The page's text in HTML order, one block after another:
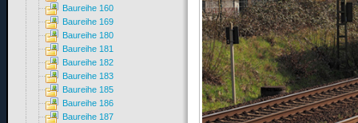
Baureihe 160
Baureihe 169
Baureihe 180
Baureihe 181
Baureihe 182
Baureihe 183
Baureihe 185
Baureihe 186
Baureihe 187